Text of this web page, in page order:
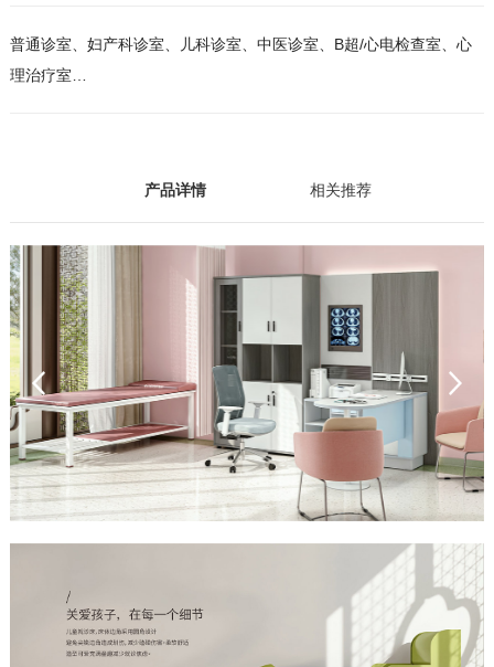
普通诊室、妇产科诊室、⼉科诊室、中医诊室、B超/⼼电检查室、⼼
理治疗室…
产品详情 相关推荐